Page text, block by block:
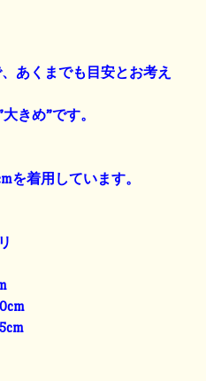
あくまでも目安とお考え
きめ”です。
を着用しています。